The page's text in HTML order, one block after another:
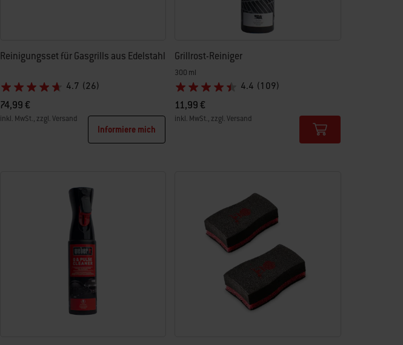
Reinigungsset für Gasgrills aus Edelstahl
4.7 (26)
74,99 €
inkl. MwSt., zzgl. Versand
Informiere mich
Grillrost-Reiniger
300 ml
4.4 (109)
11,99 €
inkl. MwSt., zzgl. Versand